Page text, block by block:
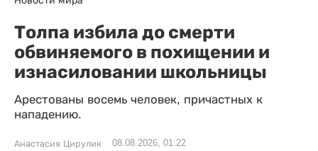
Толпа избила до смерти
обвиняемого в похищении и
изнасиловании школьницы
Арестованы восемь человек, причастных к
нападению.
Анастасия Цирулик 08.08.2026, 01:22